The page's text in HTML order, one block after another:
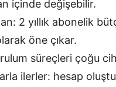
içinde değişebilir.
2 yıllık abonelik
öne çıkar.
süreçleri çoğu
ilerler: hesap